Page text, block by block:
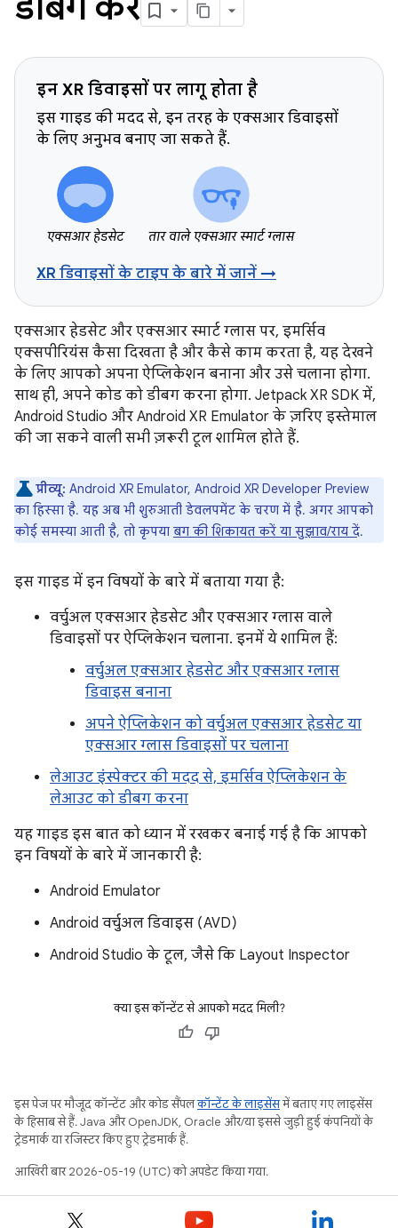
इन XR डिवाइसों पर लागू होता है
इस गाइड की मदद से, इन तरह के एक्सआर डिवाइसों
के लिए अनुभव बनाए जा सकते हैं.
एक्सआर हेडसेट तार वाले एक्सआर स्मार्ट ग्लास
XR डिवाइसों के टाइप के बारे में जानें →
एक्सआर हेडसेट और एक्सआर स्मार्ट ग्लास पर, इमर्सिव
एक्सपीरियंस कैसा दिखता है और कैसे काम करता है, यह देखने
के लिए आपको अपना ऐप्लिकेशन बनाना और उसे चलाना होगा.
साथ ही, अपने कोड को डीबग करना होगा. Jetpack XR SDK में,
Android Studio और Android XR Emulator के ज़रिए इस्तेमाल
की जा सकने वाली सभी ज़रूरी टूल शामिल होते हैं.
प्रीव्यू: Android XR Emulator, Android XR Developer Preview
का हिस्सा है. यह अब भी शुरुआती डेवलपमेंट के चरण में है. अगर आपको
कोई समस्या आती है, तो कृपया बग की शिकायत करें या सुझाव/राय दें.
इस गाइड में इन विषयों के बारे में बताया गया है:
वर्चुअल एक्सआर हेडसेट और एक्सआर ग्लास वाले
डिवाइसों पर ऐप्लिकेशन चलाना. इनमें ये शामिल हैं:
वर्चुअल एक्सआर हेडसेट और एक्सआर ग्लास
डिवाइस बनाना
अपने ऐप्लिकेशन को वर्चुअल एक्सआर हेडसेट या
एक्सआर ग्लास डिवाइसों पर चलाना
लेआउट इंस्पेक्टर की मदद से, इमर्सिव ऐप्लिकेशन के
लेआउट को डीबग करना
यह गाइड इस बात को ध्यान में रखकर बनाई गई है कि आपको
इन विषयों के बारे में जानकारी है:
Android Emulator
Android वर्चुअल डिवाइस (AVD)
Android Studio के टूल, जैसे कि Layout Inspector
क्या इस कॉन्टेंट से आपको मदद मिली?
इस पेज पर मौजूद कॉन्टेंट और कोड सैंपलकॉन्टेंट के लाइसेंसमें बताए गए लाइसेंस
के हिसाब से हैं. Java और OpenJDK, Oracle और/या इससे जुड़ी हुई कंपनियों के
ट्रेडमार्क या रजिस्टर किए हुए ट्रेडमार्क हैं.
आखिरी बार 2026-05-19 (UTC) को अपडेट किया गया.